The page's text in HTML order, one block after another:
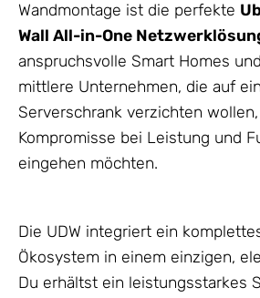
Wandmontage ist die perfekte
Wall All-in-One
anspruchsvolle Smart Homes
mittlere Unternehmen, die auf
Serverschrank verzichten
Kompromisse bei Leistung und
eingehen möchten.
Die UDW integriert ein
Ökosystem in einem einzigen,
Du erhältst ein leistungsstarkes